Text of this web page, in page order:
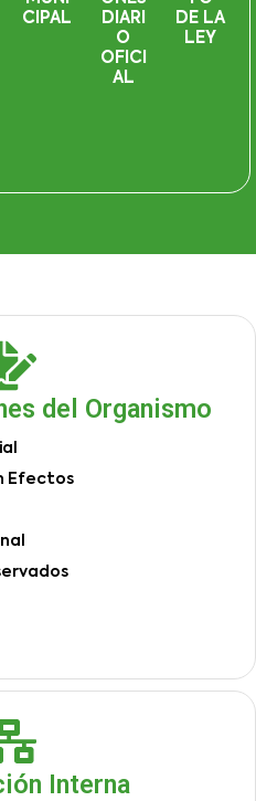
CIPAL
DIARI
O
OFICI
AL
DE LA
LEY
del Organismo
Efectos
Interna